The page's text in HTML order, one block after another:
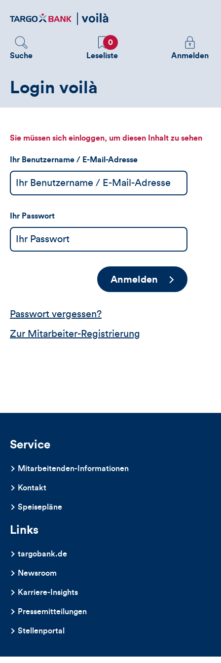
zum
Suche
Favoriten
0
Leseliste
Melden
Sie
sehen
Anmelden
Login voilà
Sie müssen sich einloggen, um diesen Inhalt zu sehen
Ihr Benutzername / E-Mail-Adresse
Ihr Passwort
Anmelden
Passwort vergessen?
Zur Mitarbeiter-Registrierung
Service
Mitarbeitenden-Informationen
Kontakt
Speisepläne
Links
targobank.de
Newsroom
Karriere-Insights
Pressemitteilungen
Stellenportal